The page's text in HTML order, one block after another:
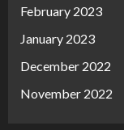
February 2023
January 2023
December 2022
November 2022